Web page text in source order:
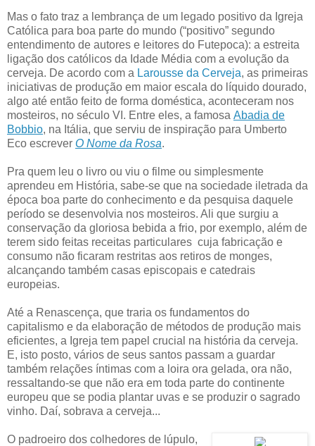
Mas o fato traz a lembrança de um legado positivo da Igreja
Católica para boa parte do mundo (“positivo” segundo
entendimento de autores e leitores do Futepoca): a estreita
ligação dos católicos da Idade Média com a evolução da
cerveja. De acordo com a Larousse da Cerveja, as primeiras
iniciativas de produção em maior escala do líquido dourado,
algo até então feito de forma doméstica, aconteceram nos
mosteiros, no século VI. Entre eles, a famosa Abadia de
Bobbio, na Itália, que serviu de inspiração para Umberto
Eco escrever O Nome da Rosa.
Pra quem leu o livro ou viu o filme ou simplesmente
aprendeu em História, sabe-se que na sociedade iletrada da
época boa parte do conhecimento e da pesquisa daquele
período se desenvolvia nos mosteiros. Ali que surgiu a
conservação da gloriosa bebida a frio, por exemplo, além de
terem sido feitas receitas particulares cuja fabricação e
consumo não ficaram restritas aos retiros de monges,
alcançando também casas episcopais e catedrais
europeias.
Até a Renascença, que traria os fundamentos do
capitalismo e da elaboração de métodos de produção mais
eficientes, a Igreja tem papel crucial na história da cerveja.
E, isto posto, vários de seus santos passam a guardar
também relações íntimas com a loira ora gelada, ora não,
ressaltando-se que não era em toda parte do continente
europeu que se podia plantar uvas e se produzir o sagrado
vinho. Daí, sobrava a cerveja...
O padroeiro dos colhedores de lúpulo,